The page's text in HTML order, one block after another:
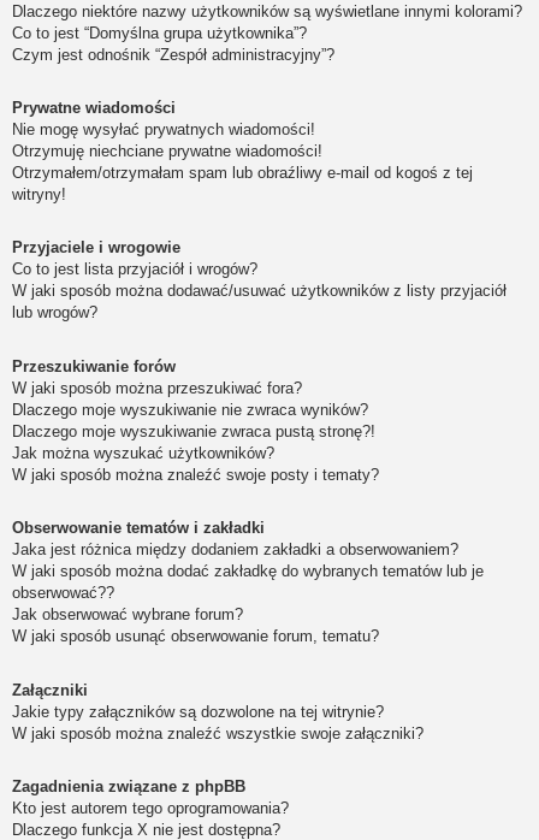
Dlaczego niektóre nazwy użytkowników są wyświetlane innymi kolorami?
Co to jest “Domyślna grupa użytkownika”?
Czym jest odnośnik “Zespół administracyjny”?
Prywatne wiadomości
Nie mogę wysyłać prywatnych wiadomości!
Otrzymuję niechciane prywatne wiadomości!
Otrzymałem/otrzymałam spam lub obraźliwy e-mail od kogoś z tej
witryny!
Przyjaciele i wrogowie
Co to jest lista przyjaciół i wrogów?
W jaki sposób można dodawać/usuwać użytkowników z listy przyjaciół
lub wrogów?
Przeszukiwanie forów
W jaki sposób można przeszukiwać fora?
Dlaczego moje wyszukiwanie nie zwraca wyników?
Dlaczego moje wyszukiwanie zwraca pustą stronę?!
Jak można wyszukać użytkowników?
W jaki sposób można znaleźć swoje posty i tematy?
Obserwowanie tematów i zakładki
Jaka jest różnica między dodaniem zakładki a obserwowaniem?
W jaki sposób można dodać zakładkę do wybranych tematów lub je
obserwować??
Jak obserwować wybrane forum?
W jaki sposób usunąć obserwowanie forum, tematu?
Załączniki
Jakie typy załączników są dozwolone na tej witrynie?
W jaki sposób można znaleźć wszystkie swoje załączniki?
Zagadnienia związane z phpBB
Kto jest autorem tego oprogramowania?
Dlaczego funkcja X nie jest dostępna?